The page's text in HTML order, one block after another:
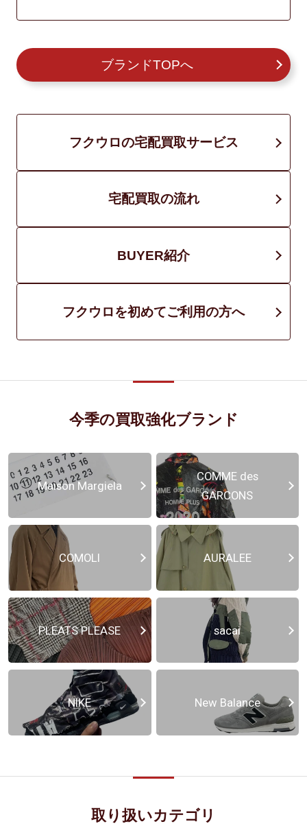
ブランドTOPへ
フクウロの宅配買取サービス
宅配買取の流れ
BUYER紹介
フクウロを初めてご利用の方へ
今季の買取強化ブランド
Maison Margiela
COMME des
GARCONS
COMOLI AURALEE
PLEATS PLEASE sacai
NIKE New Balance
取り扱いカテゴリ